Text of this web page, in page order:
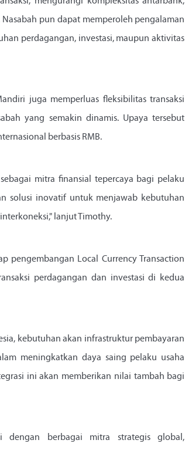
pun dapat memperoleh pengalaman
perdagangan, investasi, maupun aktivitas
juga memperluas fleksibilitas transaksi
yang semakin dinamis. Upaya tersebut
berbasis RMB.
mitra finansial tepercaya bagi pelaku
solusi inovatif untuk menjawab kebutuhan
lanjut Timothy.
pengembangan Local Currency Transaction
perdagangan dan investasi di kedua
kebutuhan akan infrastruktur pembayaran
meningkatkan daya saing pelaku usaha
ini akan memberikan nilai tambah bagi
dengan berbagai mitra strategis global,